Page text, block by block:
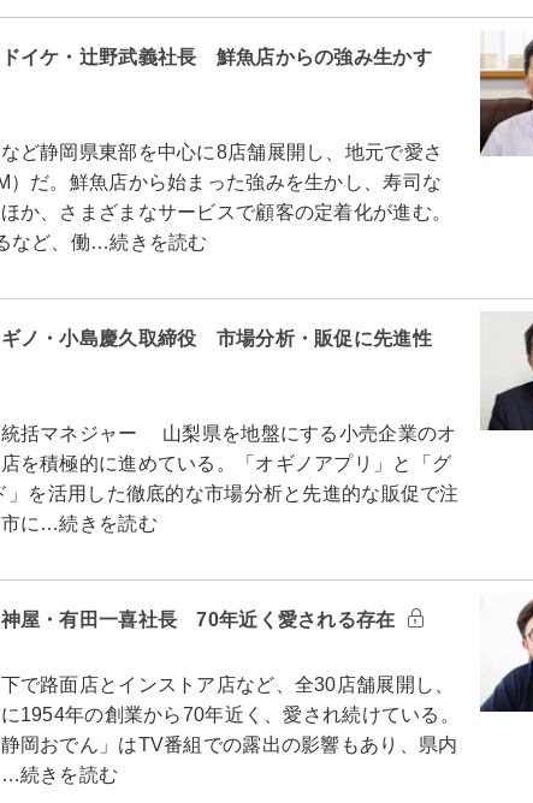
イケ・辻野武義社長 鮮魚店からの強み生かす
ど静岡県東部を中心に8店舗展開し、地元で愛さ
）だ。鮮魚店から始まった強みを生かし、寿司な
か、さまざまなサービスで顧客の定着化が進む。
など、働…続きを読む
ノ・小島慶久取締役 市場分析・販促に先進性
括マネジャー 山梨県を地盤にする小売企業のオ
を積極的に進めている。「オギノアプリ」と「グ
を活用した徹底的な市場分析と先進的な販促で注
市に…続きを読む
屋・有田一喜社長 70年近く愛される存在
で路面店とインストア店など、全30店舗展開し、
1954年の創業から70年近く、愛され続けている。
岡おでん」はTV番組での露出の影響もあり、県内
…続きを読む